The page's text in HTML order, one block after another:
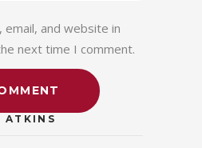
email, and website in
next time I comment.
ATKINS